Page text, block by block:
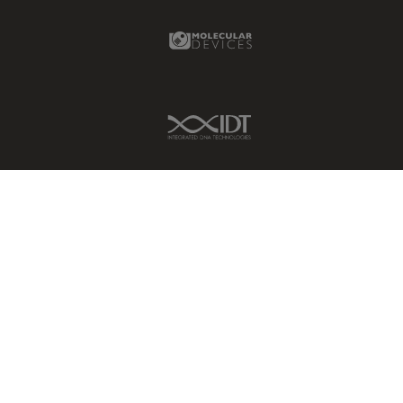
Molecular Devices Link
IDT Link